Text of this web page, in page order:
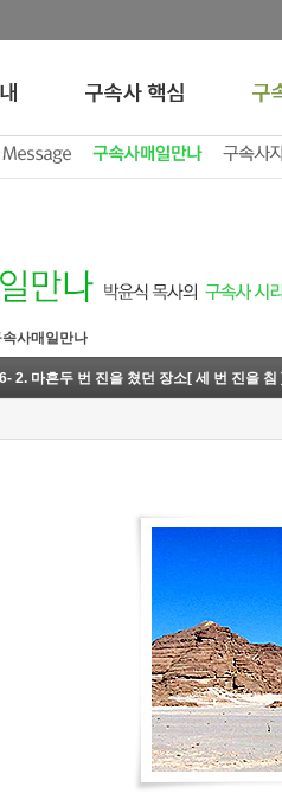
속사매일만나
2. 마흔두 번 진을 쳤던 장소[ 세 번 진을 침 ]